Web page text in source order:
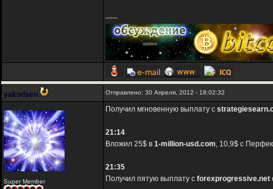
-----
yakodsen Отправлено: 30 Апреля, 2012 - 18:02:32
Super Member
Получил мгновенную выплату с
21:14
Вложил 25$ в 1-million-usd.com, 10,9$ с
21:35
Получил пятую выплату с forexprogressive.net